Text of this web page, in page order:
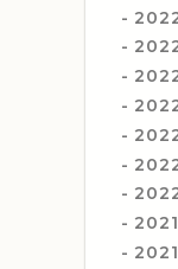
2021
2021